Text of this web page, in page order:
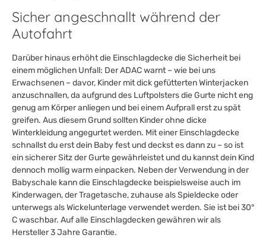
Sicher angeschnallt während der
Autofahrt
Darüber hinaus erhöht die Einschlagdecke die Sicherheit bei
einem möglichen Unfall: Der ADAC warnt – wie bei uns
Erwachsenen – davor, Kinder mit dick gefütterten Winterjacken
anzuschnallen, da aufgrund des Luftpolsters die Gurte nicht eng
genug am Körper anliegen und bei einem Aufprall erst zu spät
greifen. Aus diesem Grund sollten Kinder ohne dicke
Winterkleidung angegurtet werden. Mit einer Einschlagdecke
schnallst du erst dein Baby fest und deckst es dann zu – so ist
ein sicherer Sitz der Gurte gewährleistet und du kannst dein Kind
dennoch mollig warm einpacken. Neben der Verwendung in der
Babyschale kann die Einschlagdecke beispielsweise auch im
Kinderwagen, der Tragetasche, zuhause als Spieldecke oder
unterwegs als Wickelunterlage verwendet werden. Sie ist bei 30°
C waschbar. Auf alle Einschlagdecken gewähren wir als
Hersteller 3 JahreGarantie.